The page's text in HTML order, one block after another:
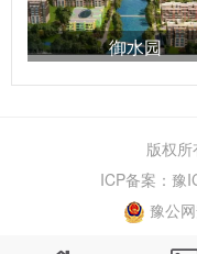
御水园
版权
ICP备案： 豫
豫公